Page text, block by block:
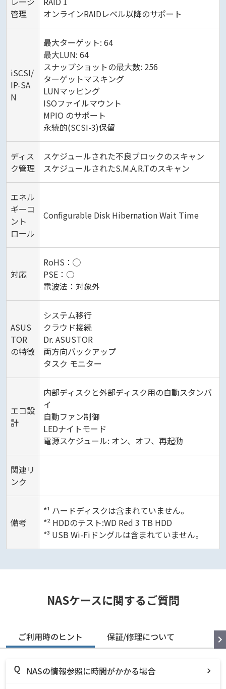
管理
オンラインRAIDレベル以降のサポート
iSCSI/
IP-SA
N
最大ターゲット: 64
最大LUN: 64
スナップショットの最大数: 256
ターゲットマスキング
LUNマッピング
ISOファイルマウント
MPIO のサポート
永続的(SCSI-3)保留
ディス
ク管理
スケジュールされた不良ブロックのスキャン
スケジュールされたS.M.A.R.Tのスキャン
エネル
ギーコ
ント
ロール
Configurable Disk Hibernation Wait Time
対応
RoHS：◯
PSE：○
電波法：対象外
ASUS
TOR
の特徴
システム移行
クラウド接続
Dr. ASUSTOR
両方向バックアップ
タスク モニター
エコ設
計
内部ディスクと外部ディスク用の自動スタンバ
イ
自動ファン制御
LEDナイトモード
電源スケジュール: オン、オフ、再起動
関連リ
ンク
備考
*¹ ハードディスクは含まれていません。
*² HDDのテスト:WD Red 3 TB HDD
*³ USB Wi-Fiドングルは含まれていません。
NASケースに関するご質問
ご利用時のヒント 保証/修理について
NASの情報参照に時間がかかる場合